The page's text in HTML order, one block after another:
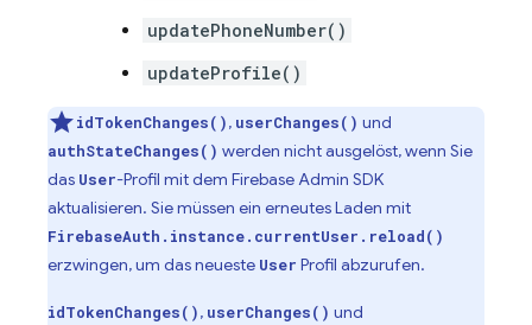
updatePhoneNumber()
updateProfile()
idTokenChanges(), userChanges() und
authStateChanges() werden nicht ausgelöst, wenn Sie
das User-Profil mit dem Firebase Admin SDK
aktualisieren. Sie müssen ein erneutes Laden mit
FirebaseAuth.instance.currentUser.reload()
erzwingen, um das neueste User Profil abzurufen.
idTokenChanges(), userChanges() und